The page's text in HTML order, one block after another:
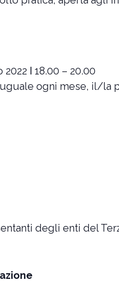
ǀ 18.00 – 20.00
ogni mese, il/la
degli enti del